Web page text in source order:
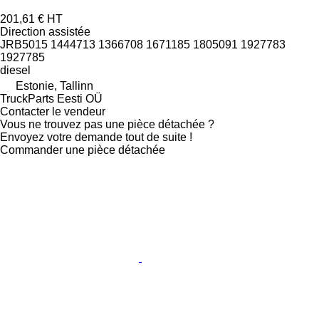
201,61 € HT
Direction assistée
JRB5015 1444713 1366708 1671185 1805091 1927783
1927785
diesel
Estonie, Tallinn
TruckParts Eesti OÜ
Contacter le vendeur
Vous ne trouvez pas une pièce détachée ?
Envoyez votre demande tout de suite !
Commander une pièce détachée